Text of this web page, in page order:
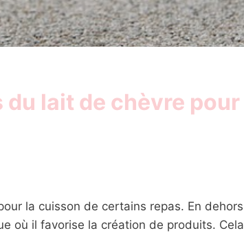
lait de chèvre pour
la cuisson de certains repas. En dehors
où il favorise la création de produits. Cela